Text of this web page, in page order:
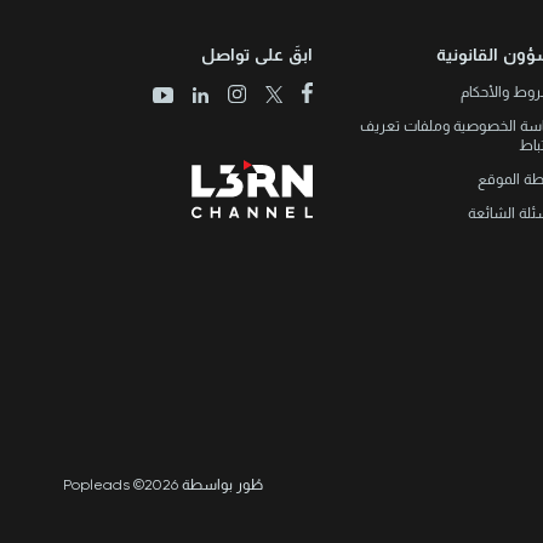
القانونية
والأحكام
الخصوصية وملفات تعريف
الموقع
الشائعة
ابقَ على تواصل
طُور بواسطة Popleads ©2026